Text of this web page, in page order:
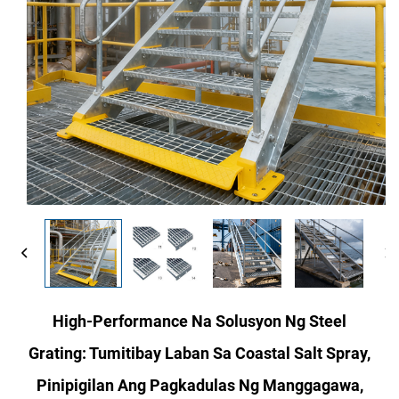
High-Performance Na Solusyon Ng Steel
Grating: Tumitibay Laban Sa Coastal Salt Spray,
Pinipigilan Ang Pagkadulas Ng Manggagawa,